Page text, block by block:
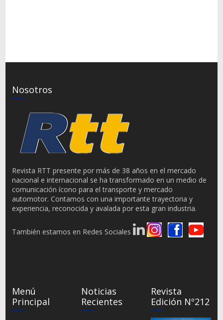
Nosotros
Revista RTT presente por más de 38 años en el mercado
nacional e internacional se ha transformado en un medio de
comunicación ícono para el transporte y mercado
automotor. Contamos con una importante trayectoria y
experiencia, reconocida y avalada por esta gran industria.
También estamos en Redes Sociales
Menú
Principal
Noticias
Recientes
Revista
Edición Nº212